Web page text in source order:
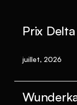
Prix
juillet, 2026